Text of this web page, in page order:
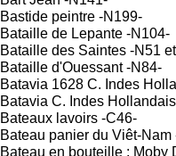
Bastide peintre -N199-
Bataille de Lepante -N104-
Bataille des Saintes -N51
Bataille d'Ouessant -N84-
Batavia 1628 C. Indes
Batavia C. Indes
Bateaux lavoirs -C46-
Bateau panier du Viêt-Nam
Bateau en bouteille : Moby